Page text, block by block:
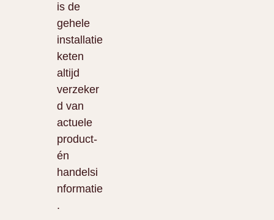
is de
gehele
installatie
keten
altijd
verzeker
d van
actuele
product-
én
handelsi
nformatie
.